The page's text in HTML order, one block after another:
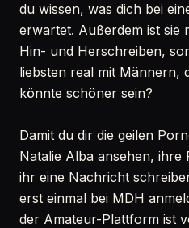
du wissen, was dich bei
erwartet. Außerdem ist sie
Hin- und Herschreiben,
liebsten real mit Männern,
könnte schöner sein?
Damit du dir die geilen
Natalie Alba ansehen,
ihr eine Nachricht
erst einmal bei MDH
der Amateur-Plattform ist